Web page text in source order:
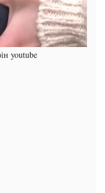
youtube